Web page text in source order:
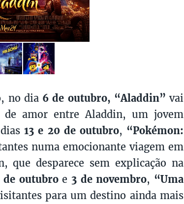
no dia 6 de outubro, “Aladdin” vai
amor entre Aladdin, um jovem
dias13 e 20 de outubro, “Pokémon:
numa emocionante viagem em
que desparece sem explicação na
de outubroe 3 de novembro, “Uma
para um destino ainda mais